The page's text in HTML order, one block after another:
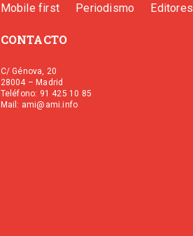
Mobile first Periodismo Editores
CONTACTO
C/ Génova, 20
28004 – Madrid
Teléfono: 91 425 10 85
Mail: ami@ami.info